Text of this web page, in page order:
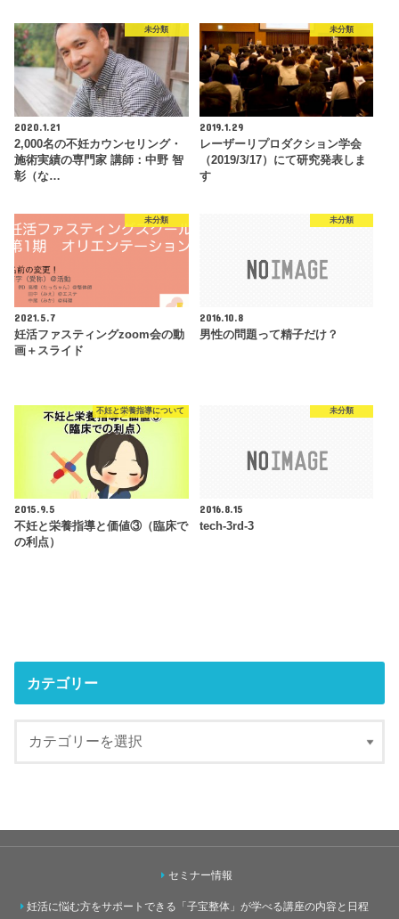
未分類
2020.1.21
2,000名の不妊カウンセリング・
施術実績の専門家 講師：中野 智
彰（な…
未分類
2019.1.29
レーザーリプロダクション学会
（2019/3/17）にて研究発表しま
す
未分類
2021.5.7
妊活ファスティングzoom会の動
画＋スライド
未分類
2016.10.8
男性の問題って精子だけ？
不妊と栄養指導について
2015.9.5
不妊と栄養指導と価値③（臨床で
の利点）
未分類
2016.8.15
tech-3rd-3
カテゴリー
セミナー情報
妊活に悩む方をサポートできる「子宝整体」が学べる講座の内容と日程